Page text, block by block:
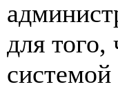
для того,